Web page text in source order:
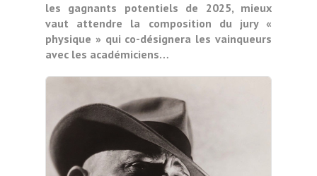
les gagnants potentiels de 2025, mieux
vaut attendre la composition du jury «
physique » qui co-désignera les vainqueurs
avec les académiciens…